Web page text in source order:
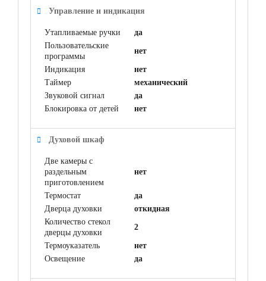
Управление и индикация
Утапливаемые ручки
да
Пользовательские
программы
нет
Индикация
нет
Таймер
механический
Звуковой сигнал
да
Блокировка от детей
нет
Духовой шкаф
Две камеры с
раздельным
приготовлением
нет
Термостат
да
Дверца духовки
откидная
Количество стекол
дверцы духовки
2
Термоуказатель
нет
Освещение
да